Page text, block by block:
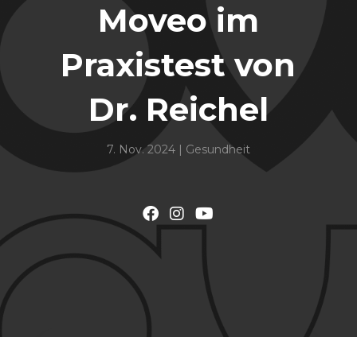
Moveo im
Praxistest von
Dr. Reichel
7. Nov. 2024| Gesundheit